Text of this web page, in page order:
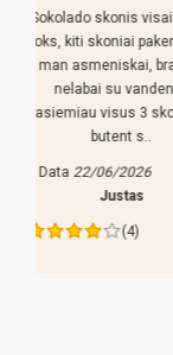
Winmau
superinis
uzmaciau,
Data